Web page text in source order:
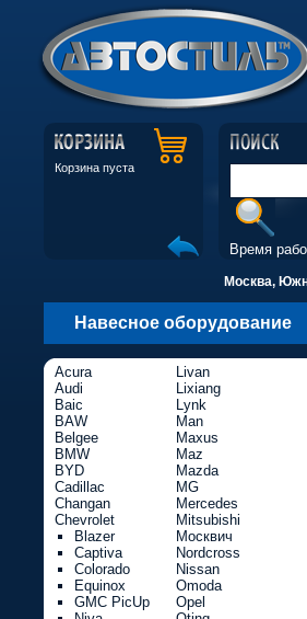
Корзина пуста
Время
Москва,
Навесное оборудование
Acura
Audi
Baic
BAW
Belgee
BMW
BYD
Cadillac
Changan
Chevrolet
Blazer
Captiva
Colorado
Equinox
GMC PicUp
Livan
Lixiang
Lynk
Man
Maxus
Maz
Mazda
MG
Mercedes
Mitsubishi
Москвич
Nordcross
Nissan
Omoda
Opel